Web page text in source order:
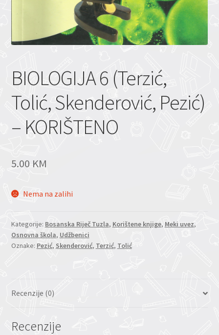
BIOLOGIJA 6 (Terzić,
Tolić, Skenderović, Pezić)
– KORIŠTENO
5.00 KM
Nema na zalihi
Kategorije: Bosanska Riječ Tuzla, Korištene knjige, Meki uvez,
Osnovna škola, Udžbenici
Oznake: Pezić, Skenderović, Terzić, Tolić
Recenzije (0)
Recenzije